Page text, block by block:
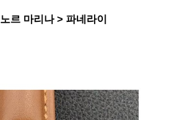
르 마리나 > 파네라이